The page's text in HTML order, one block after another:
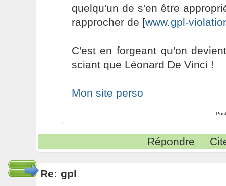
quelqu'un de s'en être
rapprocher de [www.gpl-
C'est en forgeant qu'on
sciant que Léonard De Vinci !
Mon site perso
Répondre
Re: gpl